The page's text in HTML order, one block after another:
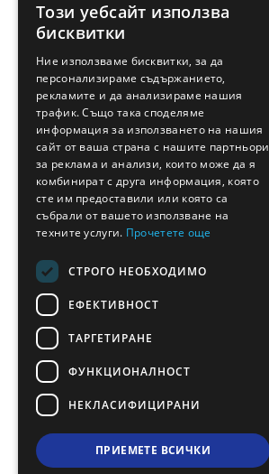
ENGLISH
FRENCH
ROMANIAN
TURKISH
Този уебсайт използва
бисквитки
Ние използваме бисквитки, за да
персонализираме съдържанието,
рекламите и да анализираме нашия
трафик. Също така споделяме
информация за използването на нашия
сайт от ваша страна с нашите партньори
за реклама и анализи, които може да я
комбинират с друга информация, която
сте им предоставили или която са
събрали от вашето използване на
техните услуги. Прочетете още
СТРОГО НЕОБХОДИМО
ЕФЕКТИВНОСТ
ТАРГЕТИРАНЕ
ФУНКЦИОНАЛНОСТ
НЕКЛАСИФИЦИРАНИ
ПРИЕМЕТЕ ВСИЧКИ